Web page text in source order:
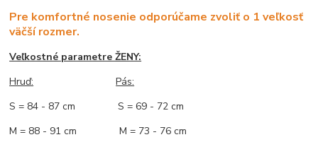
Pre komfortné nosenie odporúčame zvoliť o 1 veľkosť
väčší rozmer.
Veľkostné parametre ŽENY:
Hruď:
Pás:
S = 84 - 87 cm S = 69 - 72 cm
M = 88 - 91 cm M = 73 - 76 cm